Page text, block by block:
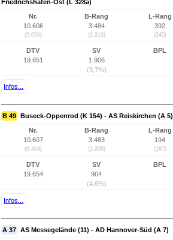
Friedrichshafen-Ost (L 328a)
Nr.
10.606
(5.656)
B-Rang
3.484
(1.210)
L-Rang
392
(245)
DTV
19.651
SV
1.906
(9,7%)
BPL
Infos...
B 49 Buseck-Oppenrod (K 154) - AS Reiskirchen (A 5)
Nr.
10.607
(6.464)
B-Rang
3.483
(1.209)
L-Rang
194
(187)
DTV
19.654
SV
904
(4,6%)
BPL
Infos...
A 37 AS Messegelände (11) - AD Hannover-Süd (A 7)